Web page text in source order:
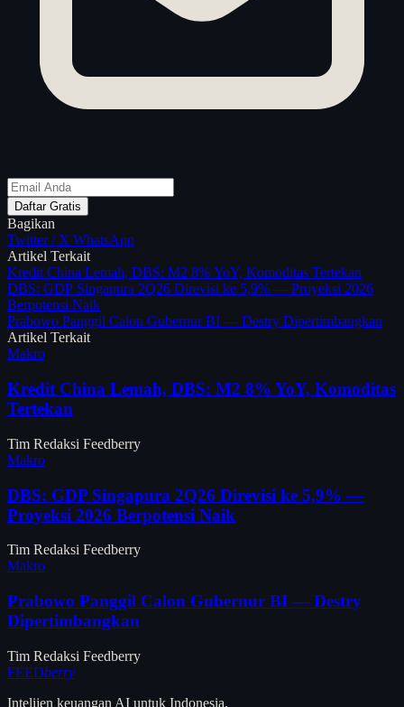
Daftar Gratis
Bagikan
Twitter / X WhatsApp
Artikel Terkait
Kredit China Lemah, DBS: M2 8% YoY, Komoditas Tertekan
DBS: GDP Singapura 2Q26 Direvisi ke 5,9% — Proyeksi 2026
Berpotensi Naik
Prabowo Panggil Calon Gubernur BI — Destry Dipertimbangkan
Artikel Terkait
Makro
Kredit China Lemah, DBS: M2 8% YoY, Komoditas
Tertekan
Tim Redaksi Feedberry
Makro
DBS: GDP Singapura 2Q26 Direvisi ke 5,9% —
Proyeksi 2026 Berpotensi Naik
Tim Redaksi Feedberry
Makro
Prabowo Panggil Calon Gubernur BI — Destry
Dipertimbangkan
Tim Redaksi Feedberry
FEEDberry
Intelijen keuangan AI untuk Indonesia.